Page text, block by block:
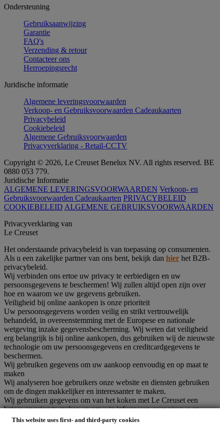
This website uses first- and third-party cookies
Ondersteuning
Gebruiksaanwijzing
Garantie
FAQ's
Verzending & retour
Contacteer ons
Herroepingsrecht
Juridische informatie
Algemene leveringsvoorwaarden
Verkoop- en Gebruiksvoorwaarden Cadeaukaarten
Privacybeleid
Cookiebeleid
Algemene Gebruiksvoorwaarden
Privacyverklaring - Retail-CCTV
Copyright © 2026, Le Creuset Benelux NV. All rights reserved. BE
0880 053 779.
Juridische Informatie
ALGEMENE LEVERINGSVOORWAARDEN Verkoop- en
Gebruiksvoorwaarden Cadeaukaarten PRIVACYBELEID
COOKIEBELEID ALGEMENE GEBRUIKSVOORWAARDEN
Privacyverklaring van
Le Creuset
Het onderstaande privacybeleid is van toepassing op consumenten.
Als u een zakelijke partner van ons bent, bekijk dan hier het B2B-
privacybeleid.
Wij verbinden ons ertoe uw privacy te eerbiedigen en uw
persoonsgegevens te beschermen! Wij zullen altijd open zijn over
hoe en waarom we uw gegevens gebruiken.
Veiligheid bij online aankopen is onze prioriteit
Uw persoonsgegevens worden veilig en strikt vertrouwelijk
behandeld, in overeenstemming met de Europese en nationale
wetgeving inzake gegevensbescherming. Wij weten dat veiligheid
erg belangrijk is bij online aankopen, dus gebruiken wij de nieuwste
technologie om uw persoonsgegevens en creditcardgegevens te
beschermen.
Wij gebruiken gegevens om uw aankoop eenvoudig en op maat te
maken
Wij analyseren hoe gebruikers onze website en diensten gebruiken
om de dingen makkelijker en interessanter te maken.
Wij gebruiken gegevens om van het koken met Le Creuset een
betere ervaring te maken en om u te informeren over nieuws en
aanbiedingen